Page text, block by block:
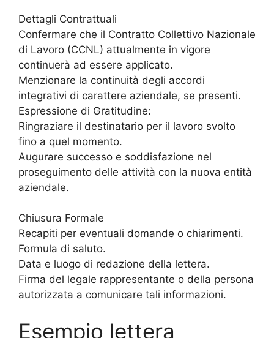
Dettagli Contrattuali
Confermare che il Contratto Collettivo Nazionale
di Lavoro (CCNL) attualmente in vigore
continuerà ad essere applicato.
Menzionare la continuità degli accordi
integrativi di carattere aziendale, se presenti.
Espressione di Gratitudine:
Ringraziare il destinatario per il lavoro svolto
fino a quel momento.
Augurare successo e soddisfazione nel
proseguimento delle attività con la nuova entità
aziendale.
Chiusura Formale
Recapiti per eventuali domande o chiarimenti.
Formula di saluto.
Data e luogo di redazione della lettera.
Firma del legale rappresentante o della persona
autorizzata a comunicare tali informazioni.
Esempio lettera